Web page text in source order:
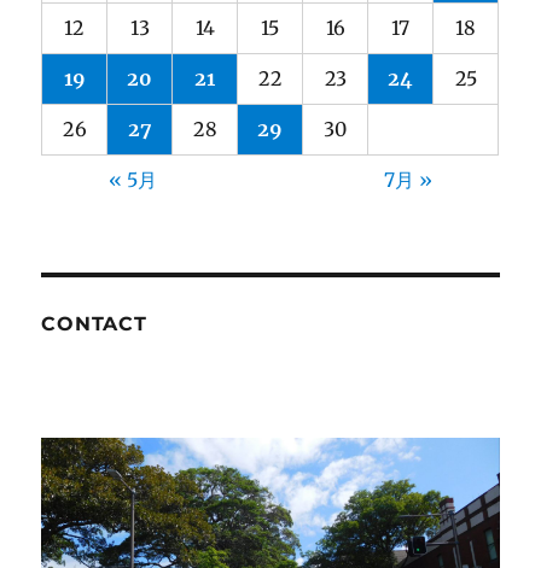
12 13 14 15 16 17 18
19 20 21 22 23 24 25
26 27 28 29 30
« 5月 7月 »
CONTACT